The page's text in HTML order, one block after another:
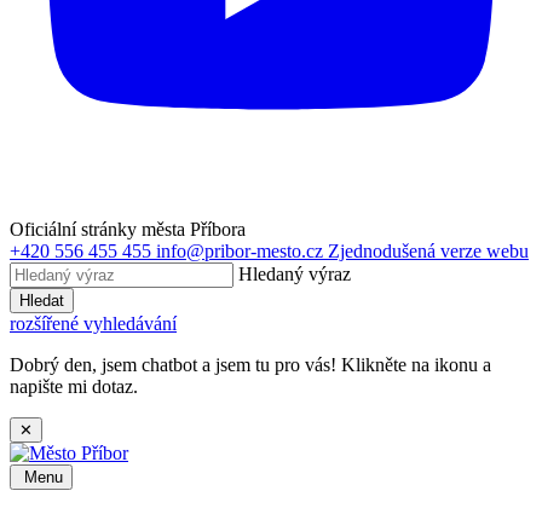
Oficiální stránky města Příbora
+420 556 455 455 info@pribor-mesto.cz Zjednodušená verze webu
Hledaný výraz
Hledat
rozšířené vyhledávání
Dobrý den, jsem chatbot a jsem tu pro vás! Klikněte na ikonu a
napište mi dotaz.
✕
Menu